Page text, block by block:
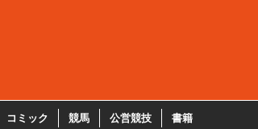
コミック 競馬 公営競技 書籍